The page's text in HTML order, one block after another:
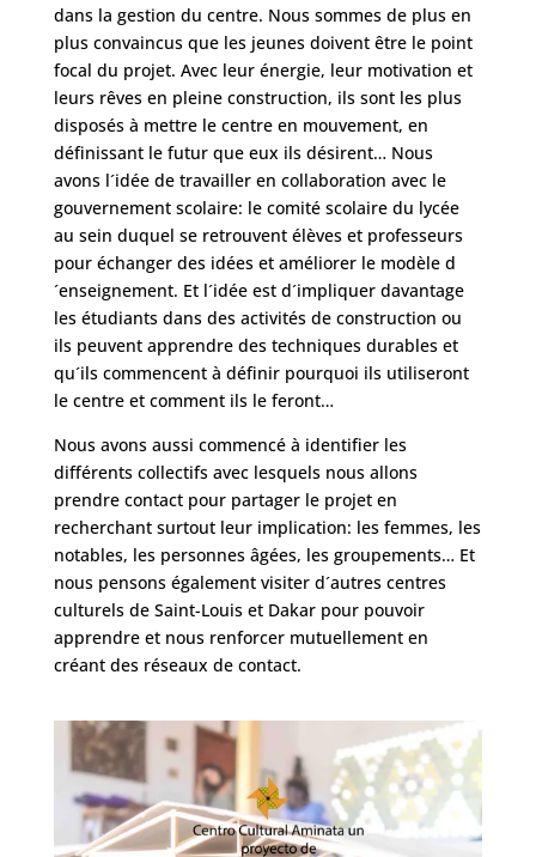
dans la gestion du centre. Nous sommes de plus en
plus convaincus que les jeunes doivent être le point
focal du projet. Avec leur énergie, leur motivation et
leurs rêves en pleine construction, ils sont les plus
disposés à mettre le centre en mouvement, en
définissant le futur que eux ils désirent… Nous
avons l´idée de travailler en collaboration avec le
gouvernement scolaire: le comité scolaire du lycée
au sein duquel se retrouvent élèves et professeurs
pour échanger des idées et améliorer le modèle d
´enseignement. Et l´idée est d´impliquer davantage
les étudiants dans des activités de construction ou
ils peuvent apprendre des techniques durables et
qu´ils commencent à définir pourquoi ils utiliseront
le centre et comment ils le feront…
Nous avons aussi commencé à identifier les
différents collectifs avec lesquels nous allons
prendre contact pour partager le projet en
recherchant surtout leur implication: les femmes, les
notables, les personnes âgées, les groupements… Et
nous pensons également visiter d´autres centres
culturels de Saint-Louis et Dakar pour pouvoir
apprendre et nous renforcer mutuellement en
créant des réseaux de contact.